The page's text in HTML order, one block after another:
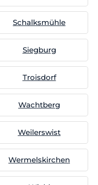
Schalksmühle
Siegburg
Troisdorf
Wachtberg
Weilerswist
Wermelskirchen